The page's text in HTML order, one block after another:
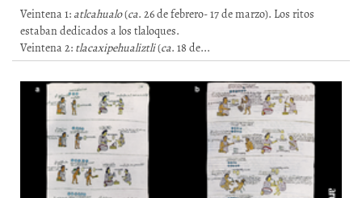
Veintena 1: atlcahualo(ca. 26 de febrero- 17 de marzo). Los ritos
estaban dedicados a los tlaloques.
Veintena 2: tlacaxipehualiztli(ca. 18 de...